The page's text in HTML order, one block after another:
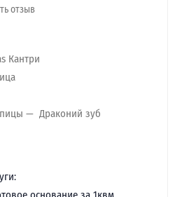
отзыв
Кантри
Драконий зуб